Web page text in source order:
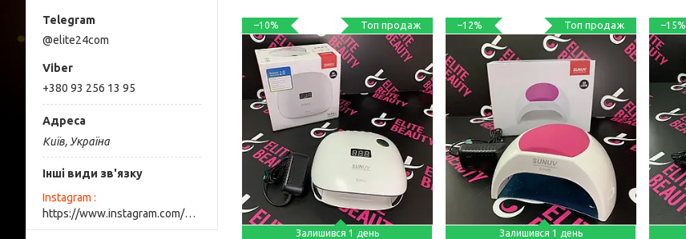
@elite24com
+380 93 256 13 95
Київ, Україна
Інші види зв'язку
Instagram
https://www.instagram.com/elite_beauty_lutsk/
–10%
Залишився 1 день
Топ продаж –12%
Залишився 1 день
Топ продаж –15%